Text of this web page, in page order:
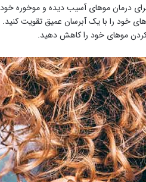
درمان موهای آسیب دیده و موخوره خود
خود را با یک آبرسان عمیق تقویت کنید.
موهای خود را کاهش دهید.